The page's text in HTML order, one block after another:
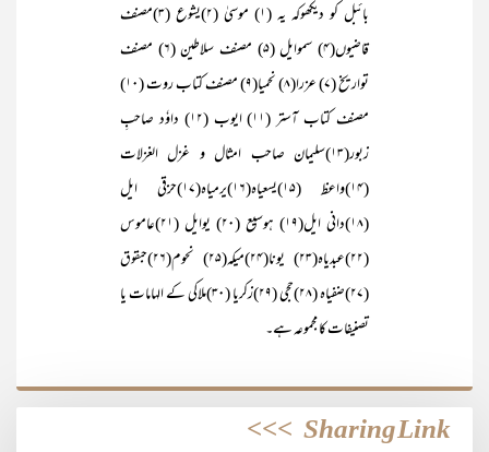
بائبل کو دیکھوکہ یہ (۱) موسیٰ (۲)یشوع (۳)مصنف
قاضیوں(۴) سموایل (۵) مصنف سلاطین (۶) مصنف
تواریخ (۷) عزرا(۸) نحمیا(۹) مصنف کتاب روت (۱۰)
مصنف کتاب آستر (۱۱) ایوب (۱۲) داوٗد صاحبِ
زبور(۱۳)سلیمان صاحب امثال و غزل الغزلات
(۱۴)واعظ (۱۵)یسعیاہ(۱۶)یرمیاہ(۱۷)حزقی ایل
(۱۸)دانی ایل(۱۹) ہوسیع (۲۰) یوایل (۲۱)عاموس
(۲۲)عبدیاہ(۲۳) یونا(۲۴)میکہ(۲۵) نحوم(۲۶)حبقوق
(۲۷)ضفیاہ (۲۸)حجی (۲۹)زکریا (۳۰)ملاکی کے الہامات یا
تصنیفات کا مجموعہ ہے۔
Sharing Link
>>>